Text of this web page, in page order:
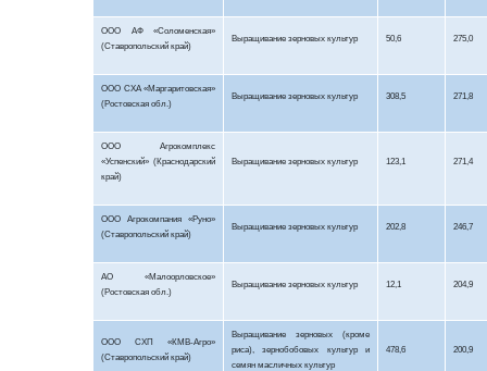
ООО АФ «Соломенская»
(Ставропольский край)
Выращивание зерновых культур 50,6 275,0
ООО СХА «Маргаритовская»
(Ростовская обл.)
Выращивание зерновых культур 308,5 271,8
ООО Агрокомплекс
«Успенский» (Краснодарский
край)
Выращивание зерновых культур 123,1 271,4
ООО Агрокомпания «Руно»
(Ставропольский край)
Выращивание зерновых культур 202,8 246,7
АО «Малоорловское»
(Ростовская обл.)
Выращивание зерновых культур 12,1 204,9
ООО СХП «КМВ-Агро»
(Ставропольский край)
Выращивание зерновых (кроме
риса), зернобобовых культур и
семян масличных культур
478,6 200,9